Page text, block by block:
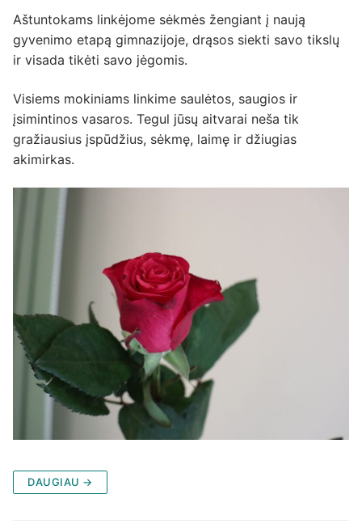
Aštuntokams linkėjome sėkmės žengiant į naują
gyvenimo etapą gimnazijoje, drąsos siekti savo tikslų
ir visada tikėti savo jėgomis.
Visiems mokiniams linkime saulėtos, saugios ir
įsimintinos vasaros. Tegul jūsų aitvarai neša tik
gražiausius įspūdžius, sėkmę, laimę ir džiugias
akimirkas.
DAUGIAU →